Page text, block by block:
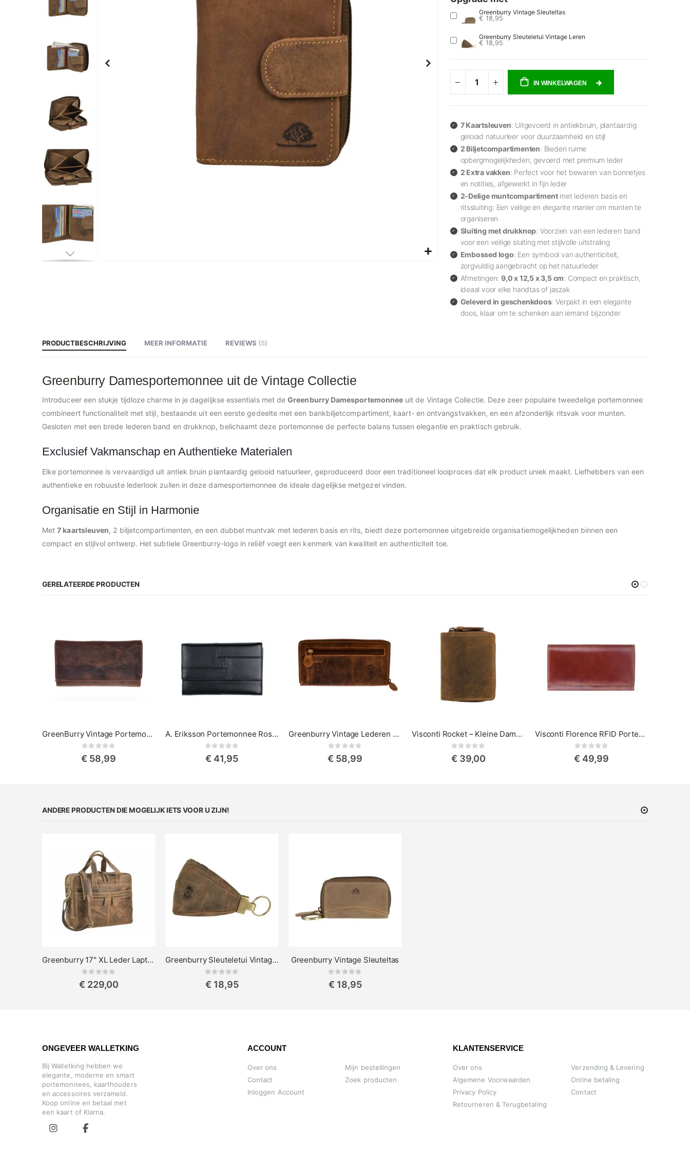
Ga
Greenburry Vintage Sleuteltas
€ 18,95
Greenburry Sleuteletui Vintage Leren
€ 18,95
IN WINKELWAGEN
7 Kaartsleuven: Uitgevoerd in antiekbruin, plantaardig
gelooid natuurleer voor duurzaamheid en stijl
2 Biljetcompartimenten: Bieden ruime
opbergmogelijkheden, gevoerd met premium leder
2 Extra vakken: Perfect voor het bewaren van bonnetjes
en notities, afgewerkt in fijn leder
2-Delige muntcompartimentmet lederen basis en
ritssluiting: Een veilige en elegante manier om munten te
organiseren
Sluiting met drukknop: Voorzien van een lederen band
voor een veilige sluiting met stijlvolle uitstraling
Embossed logo: Een symbool van authenticiteit,
zorgvuldig aangebracht op het natuurleder
Afmetingen:9,0 x 12,5 x 3,5 cm: Compact en praktisch,
ideaal voor elke handtas of jaszak
Geleverd in geschenkdoos: Verpakt in een elegante
doos, klaar om te schenken aan iemand bijzonder
PRODUCTBESCHRIJVING
Greenburry Damesportemonnee uit de Vintage Collectie
Introduceer een stukje tijdloze charme in je dagelijkse essentials met deGreenburry Damesportemonnee uit de Vintage Collectie. Deze zeer populaire tweedelige portemonnee
combineert functionaliteit met stijl, bestaande uit een eerste gedeelte met een bankbiljetcompartiment, kaart- en ontvangstvakken, en een afzonderlijk ritsvak voor munten.
Gesloten met een brede lederen band en drukknop, belichaamt deze portemonnee de perfecte balans tussen elegantie en praktisch gebruik.
Exclusief Vakmanschap en Authentieke Materialen
Elke portemonnee is vervaardigd uit antiek bruin plantaardig gelooid natuurleer, geproduceerd door een traditioneel looiproces dat elk product uniek maakt. Liefhebbers van een
authentieke en robuuste lederlook zullen in deze damesportemonnee de ideale dagelijkse metgezel vinden.
Organisatie en Stijl in Harmonie
Met7 kaartsleuven, 2 biljetcompartimenten, en een dubbel muntvak met lederen basis en rits, biedt deze portemonnee uitgebreide organisatiemogelijkheden binnen een
compact en stijlvol ontwerp. Het subtiele Greenburry-logo in reliëf voegt een kenmerk van kwaliteit en authenticiteit toe.
MEER INFORMATIE REVIEWS 5
GERELATEERDE PRODUCTEN
GreenBurry Vintage Portemonnee Flap
Rating:
€ 58,99
A. Eriksson Portemonnee Rosala
Rating:
€ 41,95
Greenburry Vintage Lederen Dames Portemonnee met Rits
Rating:
€ 58,99
Visconti Rocket – Kleine Damesportemonnee
Rating:
€ 39,00
Visconti Florence RFID Portemonnee Dames Bruin Leer
Rating:
€ 49,99
ANDERE PRODUCTEN DIE MOGELIJK IETS VOOR U ZIJN!
Greenburry 17" XL Leder Laptoptas uit de Vintage Serie
Rating:
€ 229,00
Greenburry Sleuteletui Vintage Leren
Rating:
€ 18,95
Greenburry Vintage Sleuteltas
Rating:
€ 18,95
ONGEVEER WALLETKING
Bij Walletking hebben we
elegante, moderne en smart
portemonnees, kaarthouders
en accessoires verzameld.
Koop online en betaal met
een kaart of Klarna.
ACCOUNT
Over ons
Contact
Inloggen Account
Mijn bestellingen
Zoek producten
KLANTENSERVICE
Over ons
Algemene Voorwaarden
Privacy Policy
Retourneren & Terugbetaling
Verzending & Levering
Online betaling
Contact